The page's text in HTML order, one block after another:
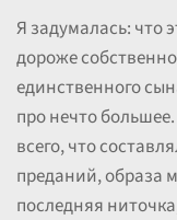
Я задумалась: что
дороже
единственного
про нечто
всего, что
преданий, образа
последняя